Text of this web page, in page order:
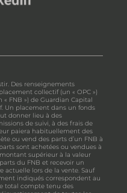
Des renseignements
collectif (un « OPC »)
FNB ») de Guardian Capital
Un placement dans un fonds
donner lieu à des
de suivi, à des frais de
paiera habituellement des
ou vend des parts d’un FNB à
sont achetées ou vendues à
supérieur à la valeur
du FNB et recevoir un
lors de la vente. Sauf
indiqués correspondent au
total compte tenu des